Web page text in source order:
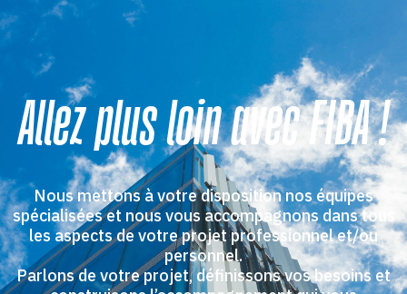
Allez plus loin avec FIBA !
Nous mettons à votre disposition nos équipes
spécialisées et nous vous accompagnons dans tous
les aspects de votre projet professionnel et/ou
personnel.
Parlons de votre projet, définissons vos besoins et